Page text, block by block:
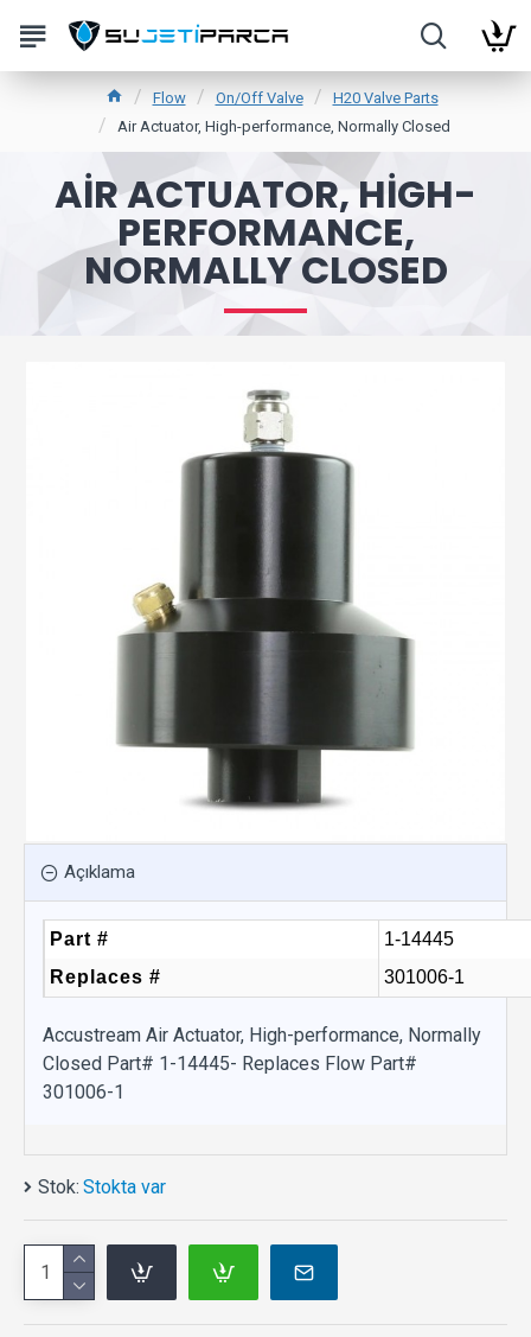
Flow On/Off Valve
H20 Valve Parts
Air Actuator, High-performance, Normally Closed
AIR ACTUATOR, HIGH-
PERFORMANCE,
NORMALLY CLOSED
Açıklama
Part #
1-14445
Replaces #
301006-1
Accustream Air Actuator, High-performance, Normally
Closed Part# 1-14445- Replaces Flow Part#
301006-1
Stok: Stokta var